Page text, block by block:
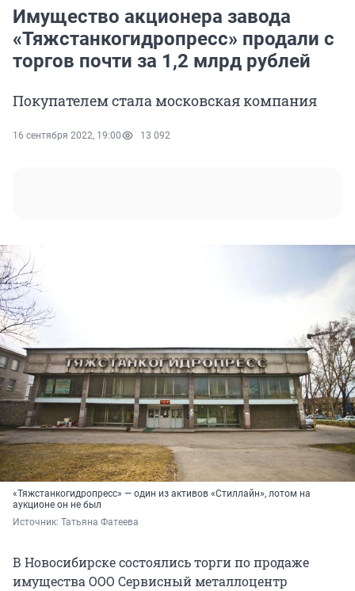
Имущество акционера завода
«Тяжстанкогидропресс» продали с
торгов почти за 1,2 млрд рублей
Покупателем стала московская компания
16 сентября 2022, 19:00 13 092
«Тяжстанкогидропресс» — один из активов «Стиллайн», лотом на
аукционе он не был
Источник: Татьяна Фатеева
В Новосибирске состоялись торги по продаже
имущества ООО Сервисный металлоцентр